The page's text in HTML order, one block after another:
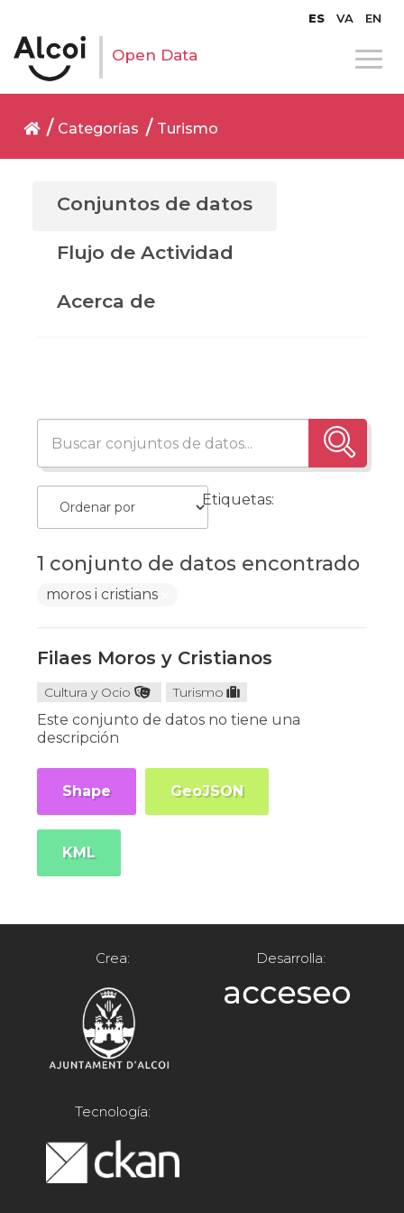
ES VA EN
Open Data
Categorías Turismo
Conjuntos de datos
Flujo de Actividad
Acerca de
1 conjunto de datos encontrado
Etiquetas:
moros i cristians
Filaes Moros y Cristianos
Cultura y Ocio Turismo
Este conjunto de datos no tiene una
descripción
Shape GeoJSON
KML
Crea: Desarrolla:
Tecnología: